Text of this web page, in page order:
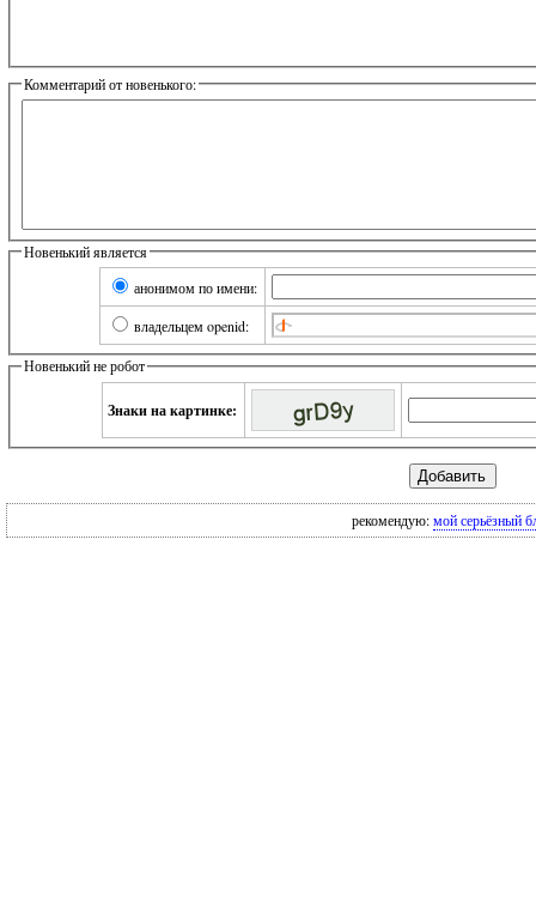
Комментарий от новенького:
Новенький является
анонимом по имени:
владельцем openid:
Новенький не робот
Знаки на картинке:
рекомендую: мой серьёзный